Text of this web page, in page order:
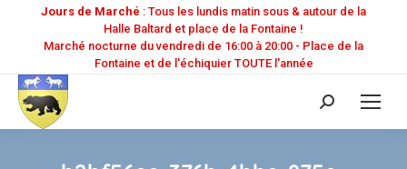
Jours de Marché : Tous les lundis matin sous & autour de la
Halle Baltard et place de la Fontaine !
Marché nocturne du vendredi de 16:00 à 20:00 - Place de la
Fontaine et de l'échiquier TOUTE l'année
Recherche
: